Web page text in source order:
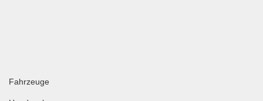
Fahrzeuge